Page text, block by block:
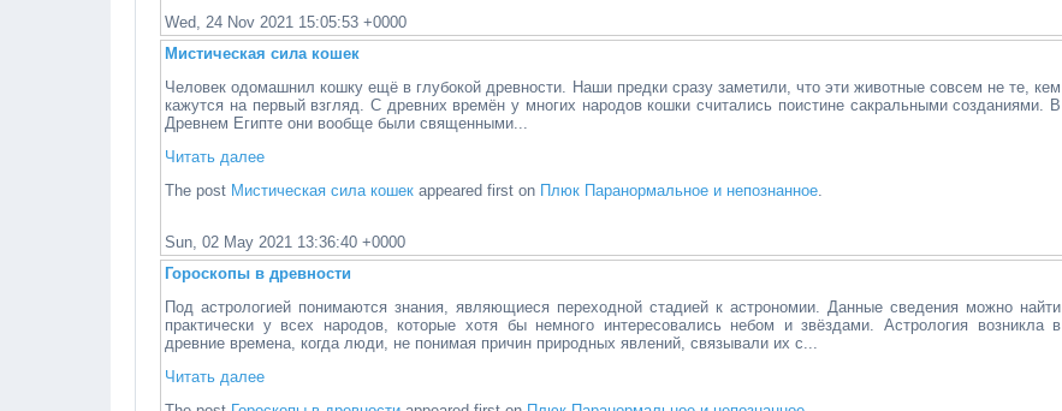
Wed, 24 Nov 2021 15:05:53 +0000
Мистическая сила кошек
Человек одомашнил кошку ещё в глубокой древности. Наши предки сразу заметили, что эти животные совсем не те, кем
кажутся на первый взгляд. С древних времён у многих народов кошки считались поистине сакральными созданиями. В
Древнем Египте они вообще были священными...
Читать далее
The post Мистическая сила кошек appeared first on Плюк Паранормальное и непознанное.
Sun, 02 May 2021 13:36:40 +0000
Гороскопы в древности
Под астрологией понимаются знания, являющиеся переходной стадией к астрономии. Данные сведения можно найти
практически у всех народов, которые хотя бы немного интересовались небом и звёздами. Астрология возникла в
древние времена, когда люди, не понимая причин природных явлений, связывали их с...
Читать далее